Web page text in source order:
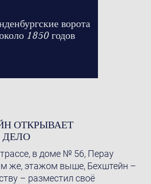
ворота
1850 годов
ОТКРЫВАЕТ
ДЕЛО
в доме № 56, Перау
же, этажом выше, Бехштейн –
– разместил своё